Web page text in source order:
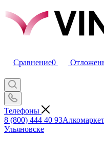
Сравнение0
Телефоны
8 (800) 444 40 93
Ульяновске